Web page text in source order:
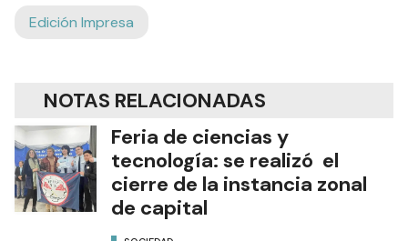
Edición Impresa
NOTAS RELACIONADAS
Feria de ciencias y
tecnología: se realizó el
cierre de la instancia zonal
de capital